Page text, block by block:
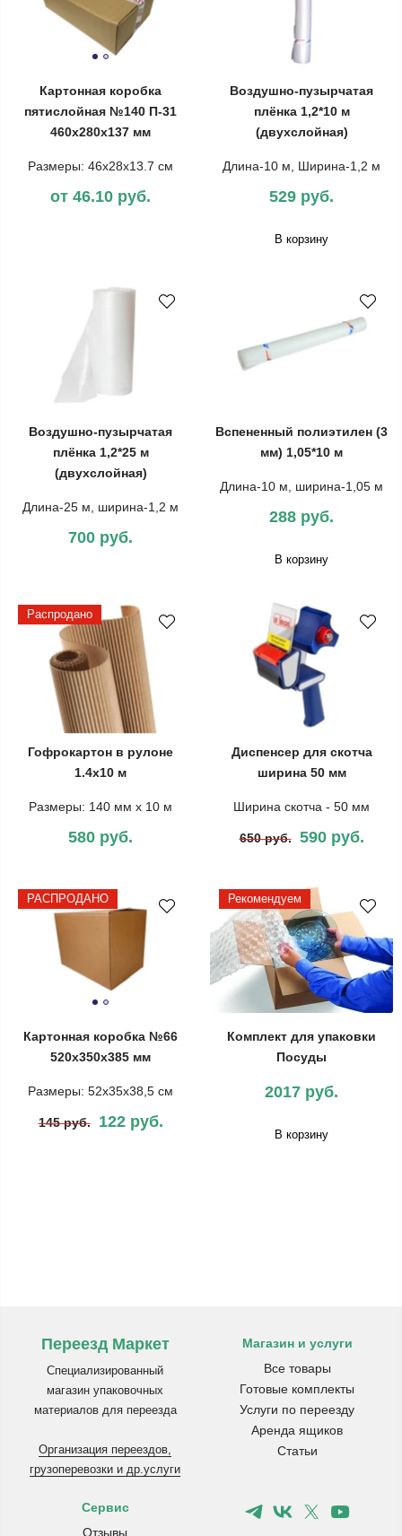
Картонная коробка
пятислойная №140 П-31
460х280х137 мм
Размеры: 46х28х13.7 см
от 46.10 руб.
Воздушно-пузырчатая
плёнка 1,2*10 м
(двухслойная)
Длина-10 м, Ширина-1,2 м
529 руб.
В корзину
Воздушно-пузырчатая
плёнка 1,2*25 м
(двухслойная)
Длина-25 м, ширина-1,2 м
700 руб.
Вспененный полиэтилен (3
мм) 1,05*10 м
Длина-10 м, ширина-1,05 м
288 руб.
В корзину
Распродано
Гофрокартон в рулоне
1.4х10 м
Размеры: 140 мм х 10 м
580 руб.
Диспенсер для скотча
ширина 50 мм
Ширина скотча - 50 мм
650 руб. 590 руб.
РАСПРОДАНО
Картонная коробка №66
520х350х385 мм
Размеры: 52х35х38,5 см
145 руб. 122 руб.
Рекомендуем
Комплект для упаковки
Посуды
2017 руб.
В корзину
Переезд Маркет
Специализированный
магазин упаковочных
материалов для переезда
Организация переездов,
грузоперевозки и др.услуги
Магазин и услуги
Все товары
Готовые комплекты
Услуги по переезду
Аренда ящиков
Статьи
Сервис
Отзывы